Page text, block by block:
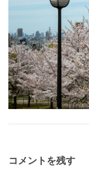
コメントを残す